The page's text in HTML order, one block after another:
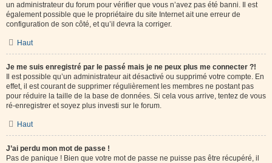
un administrateur du forum pour vérifier que vous n’avez pas été banni. Il est
également possible que le propriétaire du site Internet ait une erreur de
configuration de son côté, et qu’il devra la corriger.
Haut
Je me suis enregistré par le passé mais je ne peux plus me connecter ?!
Il est possible qu’un administrateur ait désactivé ou supprimé votre compte. En
effet, il est courant de supprimer régulièrement les membres ne postant pas
pour réduire la taille de la base de données. Si cela vous arrive, tentez de vous
ré-enregistrer et soyez plus investi sur le forum.
Haut
J’ai perdu mon mot de passe !
Pas de panique ! Bien que votre mot de passe ne puisse pas être récupéré, il